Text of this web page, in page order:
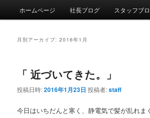
メインコンテンツへ移動
サブコンテンツへ移動
ホームページ 社長ブログ スタッフブ
月別アーカイブ:2016年1月
「 近づいてきた。」
投稿日時:2016年1月23日 投稿者:staff
今日はいちだんと寒く、静電気で髪が乱れま